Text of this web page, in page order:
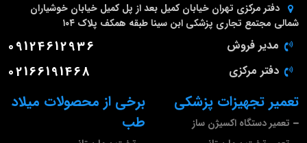
برخی از محصولات میلاد
طب
تعمیر تجهیزات پزشکی
تعمیر دستگاه اکسیژن ساز
دفتر مرکزی تهران خیابان کمیل بعد از پل کمیل خیابان خوشیاران
شمالی مجتمع تجاری پزشکی ابن سینا طبقه همکف پلاک ۱۰۴
مدیر فروش 09124612936
دفتر مرکزی 02166191468